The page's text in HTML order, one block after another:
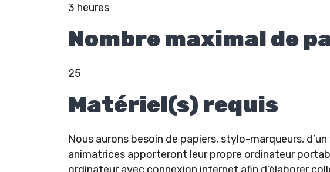
3 heures
Nombre maximal de
25
Matériel(s) requis
Nous aurons besoin de papiers, stylo-marqueurs,
animatrices apporteront leur propre ordinateur